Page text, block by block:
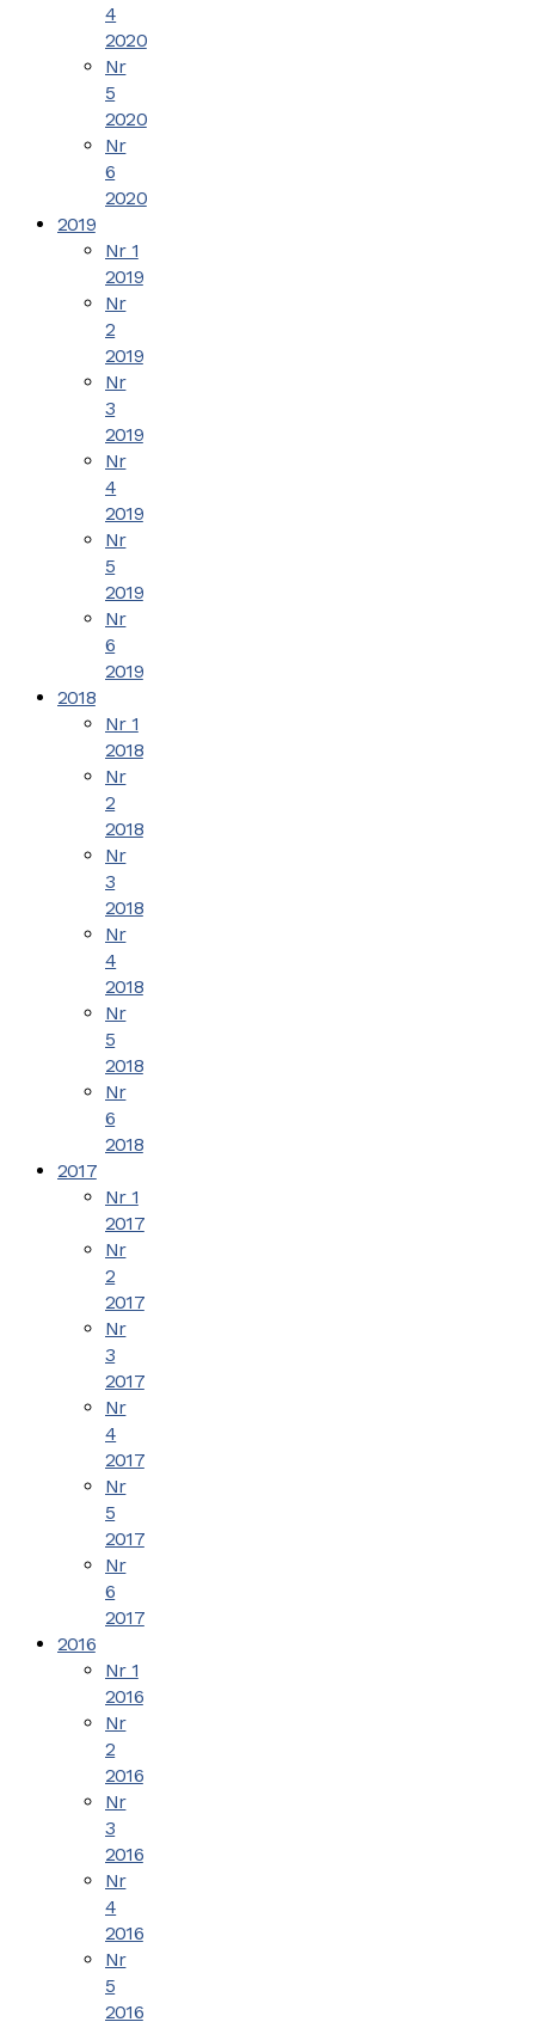
4
2020
Nr
5
2020
Nr
6
2020
2019
Nr 1
2019
Nr
2
2019
Nr
3
2019
Nr
4
2019
Nr
5
2019
Nr
6
2019
2018
Nr 1
2018
Nr
2
2018
Nr
3
2018
Nr
4
2018
Nr
5
2018
Nr
6
2018
2017
Nr 1
2017
Nr
2
2017
Nr
3
2017
Nr
4
2017
Nr
5
2017
Nr
6
2017
2016
Nr 1
2016
Nr
2
2016
Nr
3
2016
Nr
4
2016
Nr
5
2016